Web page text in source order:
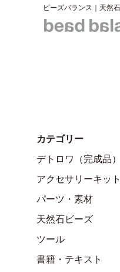
ビーズバランス｜天然
カテゴリー
デトロワ（完成品）
アクセサリーキット
パーツ・素材
天然石ビーズ
ツール
書籍・テキスト